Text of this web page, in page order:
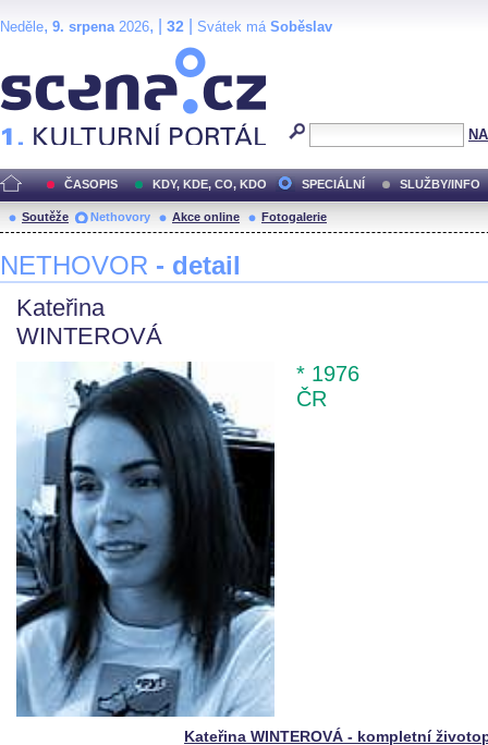
Neděle, 9. srpena2026, | 32 Svátek má Soběslav
ČASOPIS KDY, KDE, CO, KDO SPECIÁLNÍ SLUŽBY/INFO
Soutěže Nethovory Akce online Fotogalerie
NETHOVOR - detail
Kateřina
WINTEROVÁ
* 1976
ČR
Kateřina WINTEROVÁ - kompletní